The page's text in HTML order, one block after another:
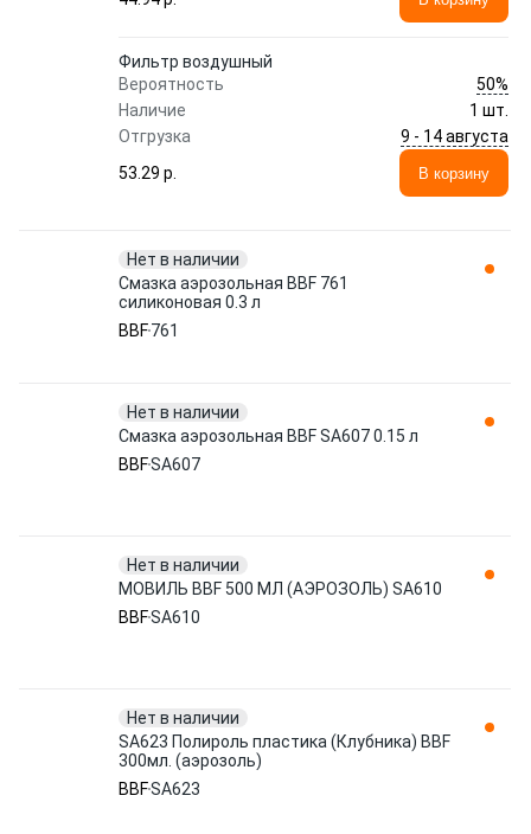
Фильтр воздушный
Вероятность
50%
Наличие
1 шт.
Отгрузка
9 - 14 августа
53.29 p.
В корзину
Нет в наличии
Смазка аэрозольная BBF 761
силиконовая 0.3 л
BBF761
Нет в наличии
Смазка аэрозольная BBF SA607 0.15 л
BBFSA607
Нет в наличии
МОВИЛЬ BBF 500 МЛ (АЭРОЗОЛЬ) SA610
BBFSA610
Нет в наличии
SA623 Полироль пластика (Клубника) BBF
300мл. (аэрозоль)
BBFSA623